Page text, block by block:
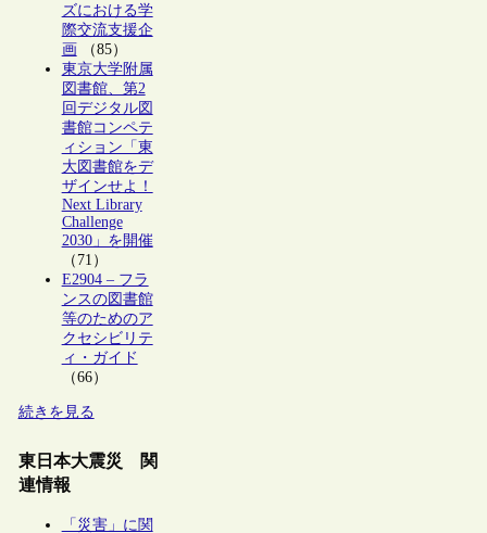
ズにおける学
際交流支援企
画 （85）
東京大学附属
図書館、第2
回デジタル図
書館コンペテ
ィション「東
大図書館をデ
ザインせよ！
Next Library
Challenge
2030」を開催
（71）
E2904 – フラ
ンスの図書館
等のためのア
クセシビリテ
ィ・ガイド
（66）
続きを見る
東日本大震災 関
連情報
「災害」に関